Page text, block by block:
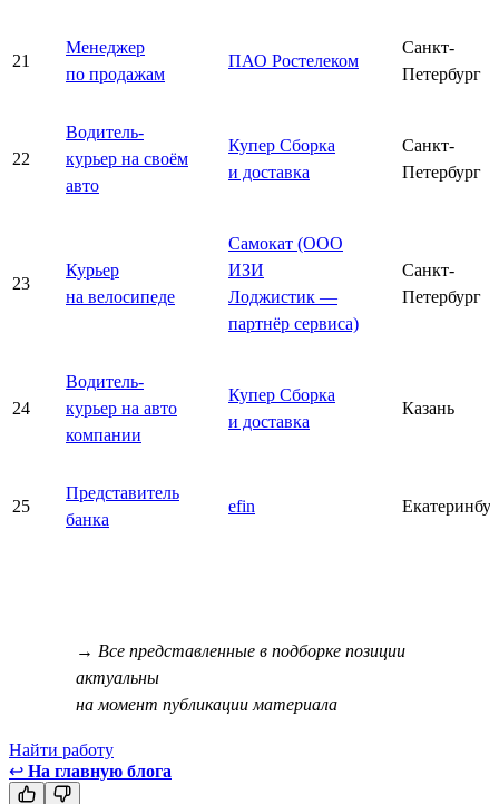
21
Менеджер
по продажам
ПАО Ростелеком
Санкт-
Петербург
22
Водитель-
курьер на своём
авто
Купер Сборка
и доставка
Санкт-
Петербург
23
Курьер
на велосипеде
Самокат (ООО
ИЗИ
Лоджистик —
партнёр сервиса)
Санкт-
Петербург
24
Водитель-
курьер на авто
компании
Купер Сборка
и доставка
Казань
25
Представитель
банка
efin
→ Все представленные в подборке позиции
актуальны
на момент публикации материала
Найти работу
↩ На главную блога